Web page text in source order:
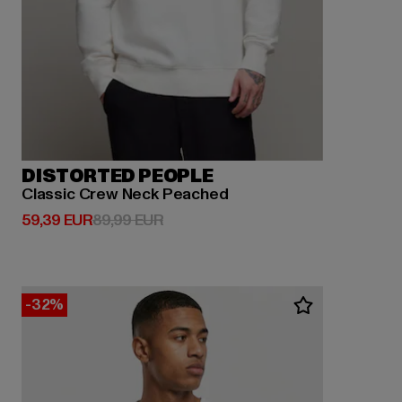
DISTORTED PEOPLE
Classic Crew Neck Peached
59,39 EUR
Derzeitiger Preis: 59,39 EUR
89,99 EURAktionspreis: 89,99 EUR
-32%